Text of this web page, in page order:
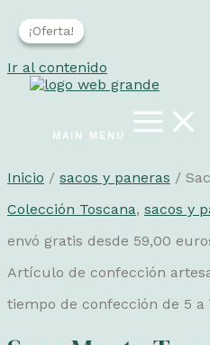
Ir al contenido
MAIN MENU
Inicio / sacos y paneras /
Colección Toscana, sacos y
envó gratis desde 59,00
Artículo de confección
tiempo de confección de 5 a
¡Oferta!
¡Oferta!